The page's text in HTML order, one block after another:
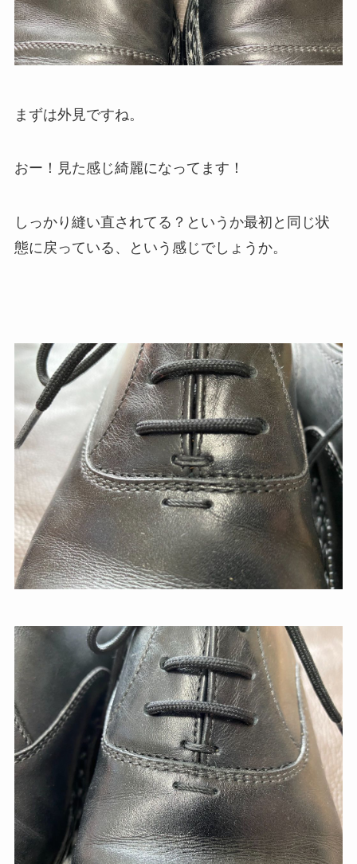
まずは外見ですね。
おー！見た感じ綺麗になってます！
しっかり縫い直されてる？というか最初と同じ状
態に戻っている、という感じでしょうか。